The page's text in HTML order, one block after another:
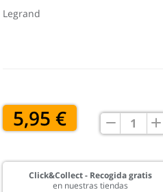
Legrand
5,95 €
Click&Collect - Recogida gratis
en nuestras tiendas